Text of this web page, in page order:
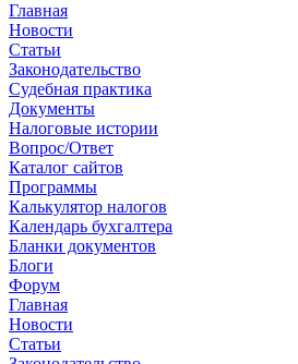
Главная
Новости
Cтатьи
Законодательство
Судебная практика
Документы
Налоговые истории
Вопрос/Ответ
Каталог сайтов
Программы
Калькулятор налогов
Календарь бухгалтера
Бланки документов
Блоги
Форум
Главная
Новости
Cтатьи